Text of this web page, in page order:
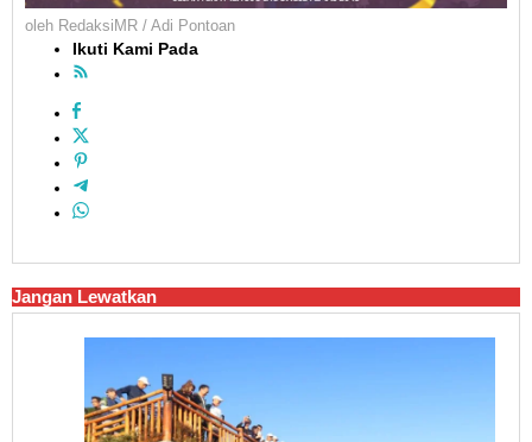
oleh RedaksiMR / Adi Pontoan
Ikuti Kami Pada
Jangan Lewatkan